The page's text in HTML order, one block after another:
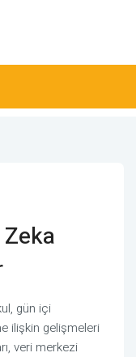
gün içi
ilişkin gelişmeleri
veri merkezi